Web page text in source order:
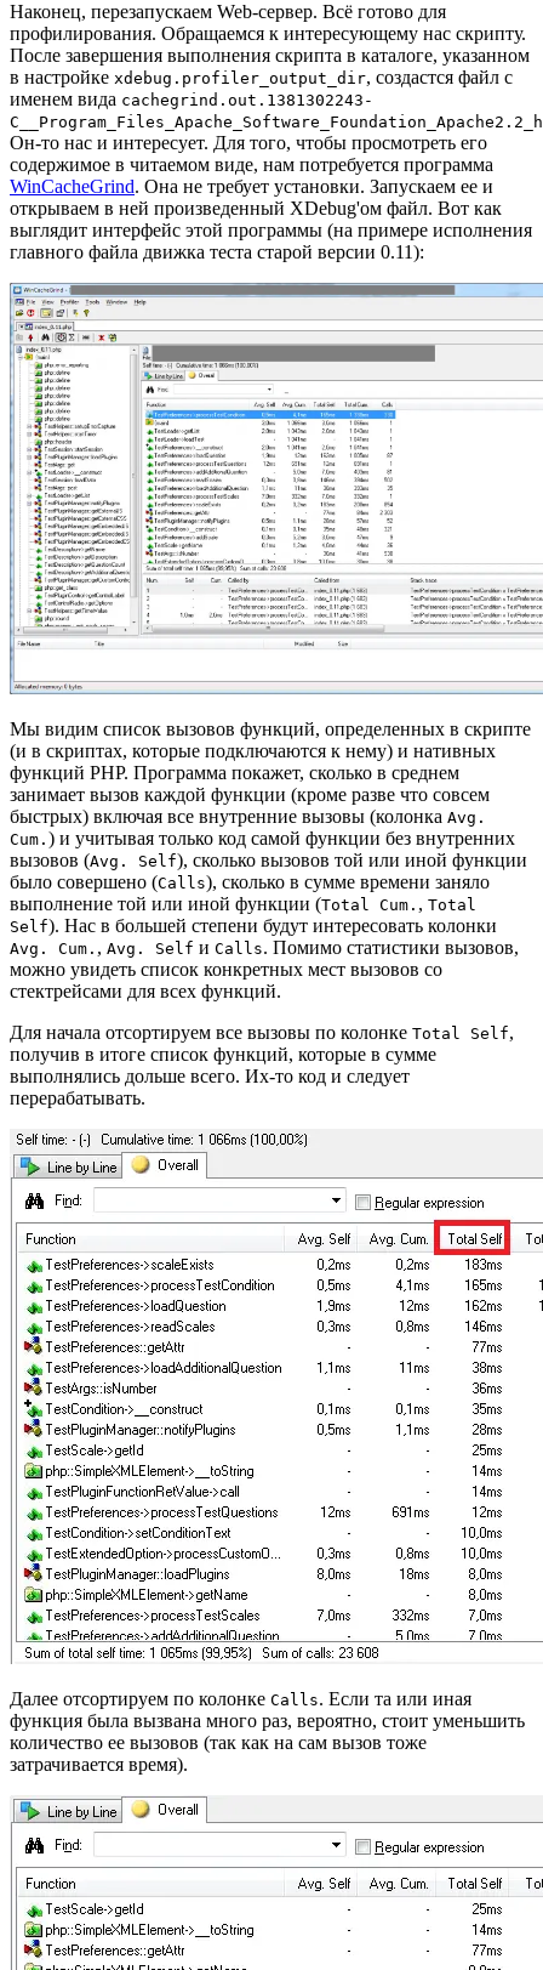
Наконец, перезапускаем Web-сервер. Всё готово для
профилирования. Обращаемся к интересующему нас скрипту.
После завершения выполнения скрипта в каталоге, указанном
в настройке xdebug.profiler_output_dir, создастся файл с
именем вида cachegrind.out.1381302243-
Он-то нас и интересует. Для того, чтобы просмотреть его
содержимое в читаемом виде, нам потребуется программа
WinCacheGrind. Она не требует установки. Запускаем ее и
открываем в ней произведенный XDebug'ом файл. Вот как
выглядит интерфейс этой программы (на примере исполнения
главного файла движка теста старой версии 0.11):
Мы видим список вызовов функций, определенных в скрипте
(и в скриптах, которые подключаются к нему) и нативных
функций PHP. Программа покажет, сколько в среднем
занимает вызов каждой функции (кроме разве что совсем
быстрых) включая все внутренние вызовы (колонка Avg.
Cum. ) и учитывая только код самой функции без внутренних
вызовов (Avg. Self), сколько вызовов той или иной функции
было совершено (Calls), сколько в сумме времени заняло
выполнение той или иной функции (Total Cum. , Total
Self). Нас в большей степени будут интересовать колонки
Avg. Cum. , Avg. Self и Calls. Помимо статистики вызовов,
можно увидеть список конкретных мест вызовов со
стектрейсами для всех функций.
Для начала отсортируем все вызовы по колонке Total Self,
получив в итоге список функций, которые в сумме
выполнялись дольше всего. Их-то код и следует
перерабатывать.
Далее отсортируем по колонке Calls. Если та или иная
функция была вызвана много раз, вероятно, стоит уменьшить
количество ее вызовов (так как на сам вызов тоже
затрачивается время).